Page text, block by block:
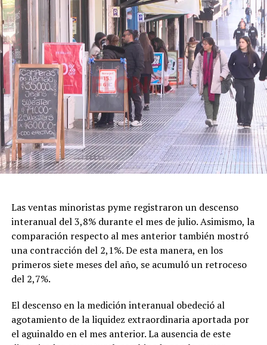
electorales y brindar mayor previsibilidad a las familias y
los comercios.
El nombre de la celebración también fue motivo de
debate. En 2020, Gabriel Lerner, entonces secretario
Nacional de Niñez, Adolescencia y Familia, había
planteado reemplazar la expresión “Día del Niño” con el
argumento de promover una mirada que contemplara la
diversidad de la niñez.
Con el nuevo decreto, la gestión de Milei decidió
recuperar formalmente la denominación tradicional,
Las ventas minoristas pyme registraron un descenso
interanual del 3,8% durante el mes de julio. Asimismo, la
comparación respecto al mes anterior también mostró
una contracción del 2,1%. De esta manera, en los
primeros siete meses del año, se acumuló un retroceso
del 2,7%.
El descenso en la medición interanual obedeció al
agotamiento de la liquidez extraordinaria aportada por
el aguinaldo en el mes anterior. La ausencia de este